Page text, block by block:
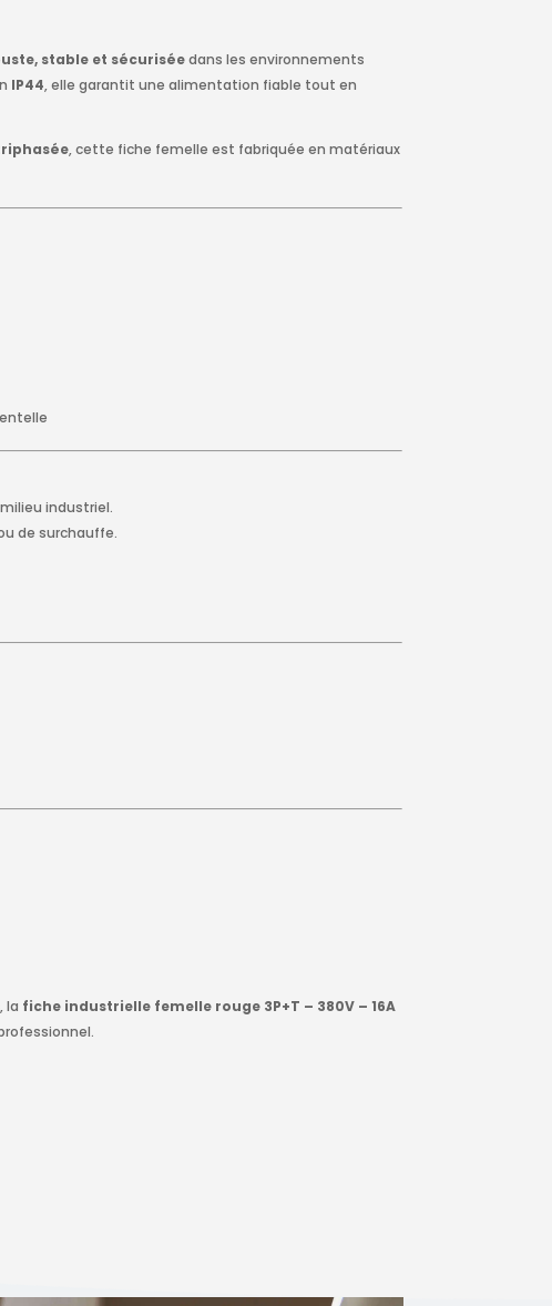
stable et sécuriséedans les environnements
IP44, elle garantit une alimentation fiable tout en
, cette fiche femelle est fabriquée en matériaux
industriel.
de surchauffe.
, la fiche industrielle femelle rouge 3P+T – 380V – 16A